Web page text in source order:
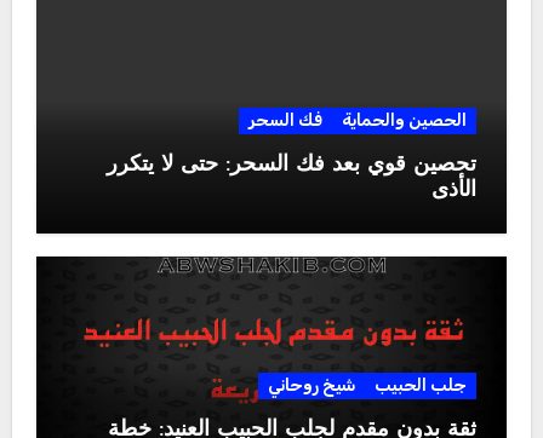
الحصين والحماية فك السحر
تحصين قوي بعد فك السحر: حتى لا يتكرر
الأذى
جلب الحبيب شيخ روحاني
ثقة بدون مقدم لجلب الحبيب العنيد: خطة